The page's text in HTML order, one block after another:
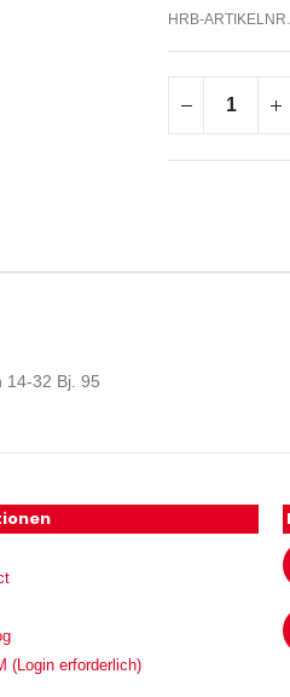
HRB-
14-32 Bj. 95
(Login erforderlich)